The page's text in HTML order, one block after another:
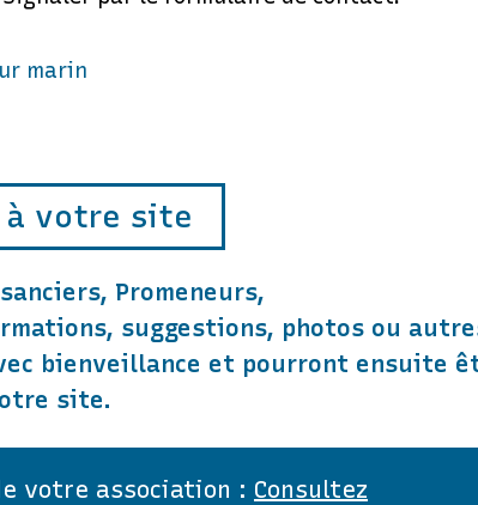
à votre site
Promeneurs,
suggestions, photos ou
bienveillance et pourront ensuite
site.
votre association : Consultez